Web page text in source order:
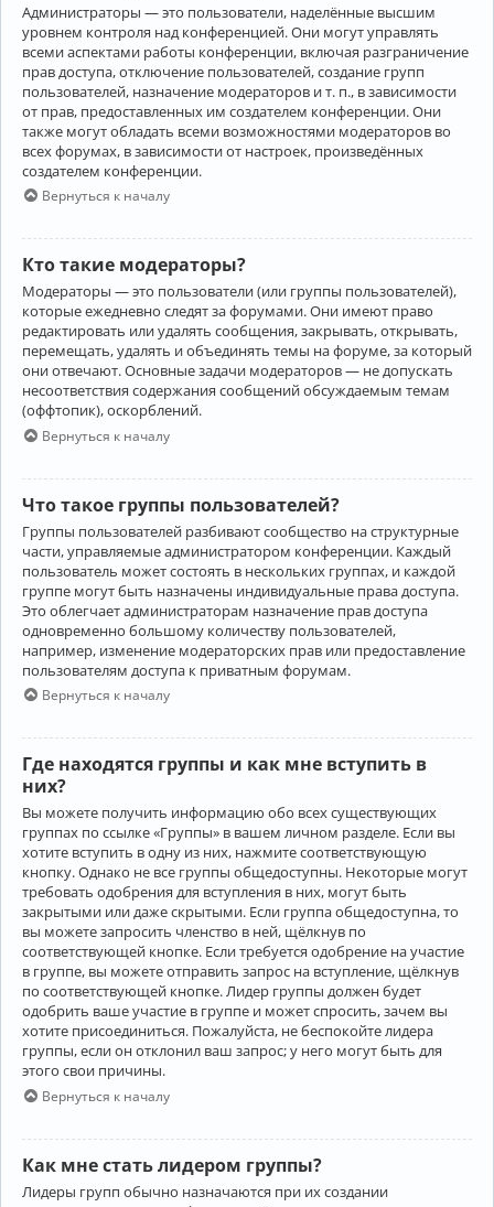
Администраторы — это пользователи, наделённые высшим
уровнем контроля над конференцией. Они могут управлять
всеми аспектами работы конференции, включая разграничение
прав доступа, отключение пользователей, создание групп
пользователей, назначение модераторов и т. п., в зависимости
от прав, предоставленных им создателем конференции. Они
также могут обладать всеми возможностями модераторов во
всех форумах, в зависимости от настроек, произведённых
создателем конференции.
Вернуться к началу
Кто такие модераторы?
Модераторы — это пользователи (или группы пользователей),
которые ежедневно следят за форумами. Они имеют право
редактировать или удалять сообщения, закрывать, открывать,
перемещать, удалять и объединять темы на форуме, за который
они отвечают. Основные задачи модераторов — не допускать
несоответствия содержания сообщений обсуждаемым темам
(оффтопик), оскорблений.
Вернуться к началу
Что такое группы пользователей?
Группы пользователей разбивают сообщество на структурные
части, управляемые администратором конференции. Каждый
пользователь может состоять в нескольких группах, и каждой
группе могут быть назначены индивидуальные права доступа.
Это облегчает администраторам назначение прав доступа
одновременно большому количеству пользователей,
например, изменение модераторских прав или предоставление
пользователям доступа к приватным форумам.
Вернуться к началу
Где находятся группы и как мне вступить в
них?
Вы можете получить информацию обо всех существующих
группах по ссылке «Группы» в вашем личном разделе. Если вы
хотите вступить в одну из них, нажмите соответствующую
кнопку. Однако не все группы общедоступны. Некоторые могут
требовать одобрения для вступления в них, могут быть
закрытыми или даже скрытыми. Если группа общедоступна, то
вы можете запросить членство в ней, щёлкнув по
соответствующей кнопке. Если требуется одобрение на участие
в группе, вы можете отправить запрос на вступление, щёлкнув
по соответствующей кнопке. Лидер группы должен будет
одобрить ваше участие в группе и может спросить, зачем вы
хотите присоединиться. Пожалуйста, не беспокойте лидера
группы, если он отклонил ваш запрос; у него могут быть для
этого свои причины.
Вернуться к началу
Как мне стать лидером группы?
Лидеры групп обычно назначаются при их создании